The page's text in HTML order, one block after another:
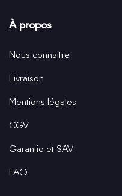
À propos
Nous connaitre
Livraison
Mentions légales
CGV
Garantie et SAV
FAQ